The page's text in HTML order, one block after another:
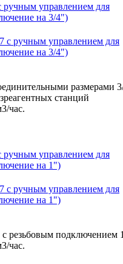
управлением для
на 3/4")
размерами
станций
час.
управлением для
на 1")
резьбовым подключением
час.